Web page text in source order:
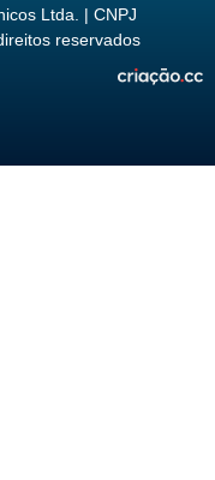
Ltda. | CNPJ
reservados